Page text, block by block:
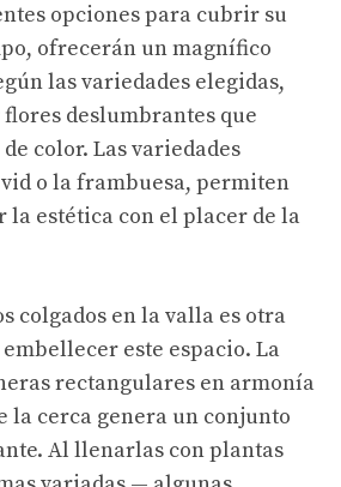
opciones para cubrir su
ofrecerán un magnífico
las variedades elegidas,
deslumbrantes que
color. Las variedades
o la frambuesa, permiten
la estética con el placer de la
colgados en la valla es otra
este espacio. La
rectangulares en armonía
la cerca genera un conjunto
Al llenarlas con plantas